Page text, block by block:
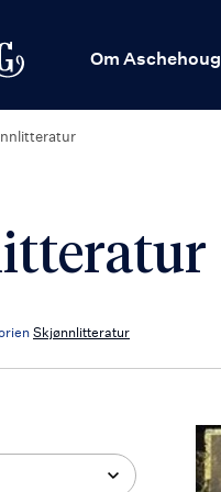
Hjem
Om Aschehoug
Skjønnlitteratur